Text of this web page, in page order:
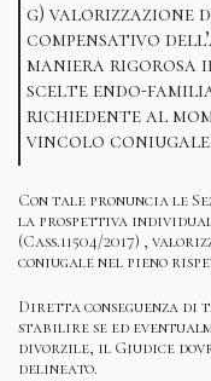
g) valorizzazione
compensativo
maniera rigorosa
scelte endo-
richiedente al
vincolo coniugale.
Con tale pronuncia le
la prospettiva
(Cass.11504/2017) ,
coniugale nel pieno
Diretta conseguenza di
stabilire se ed
divorzile, il Giudice
delineato.